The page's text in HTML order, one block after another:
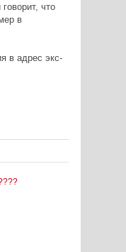
что
в
в адрес экс-